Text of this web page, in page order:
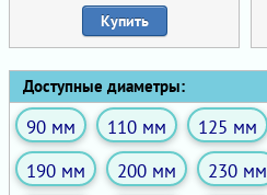
Купить
Доступные диаметры:
90 мм 110 мм 125 мм
190 мм
200 мм 230 мм